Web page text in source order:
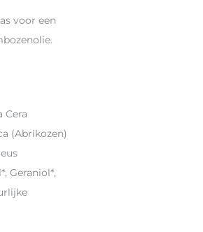
voor een
Cera
(Abrikozen)
Geraniol*,